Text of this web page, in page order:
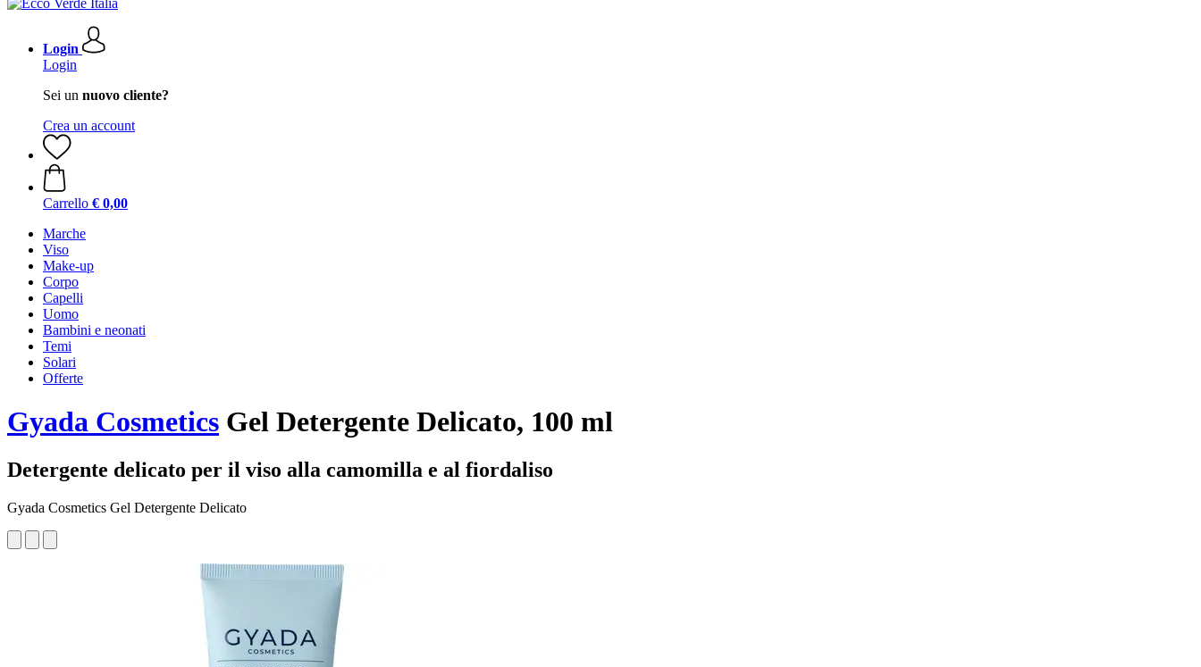
Login
Login
Sei un nuovo cliente?
Crea un account
Carrello € 0,00
Marche
Viso
Make-up
Corpo
Capelli
Uomo
Bambini e neonati
Temi
Solari
Offerte
Gyada Cosmetics Gel Detergente Delicato, 100 ml
Detergente delicato per il viso alla camomilla e al fiordaliso
Gyada Cosmetics Gel Detergente Delicato